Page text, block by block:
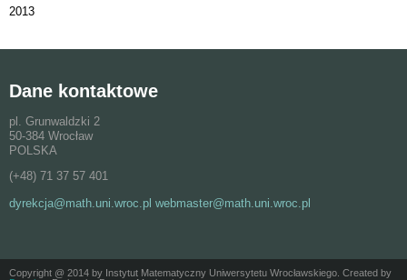
2013
Dane kontaktowe
pl. Grunwaldzki 2
50-384 Wrocław
POLSKA
(+48) 71 37 57 401
dyrekcja@math.uni.wroc.pl webmaster@math.uni.wroc.pl
Copyright @ 2014 by Instytut Matematyczny Uniwersytetu Wrocławskiego. Created by